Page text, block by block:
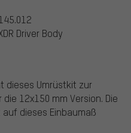
Driver Body
dieses Umrüstkit zur
12x150 mm Version. Die
dieses Einbaumaß